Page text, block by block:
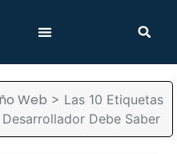
Web > Las 10 Etiquetas
Debe Saber